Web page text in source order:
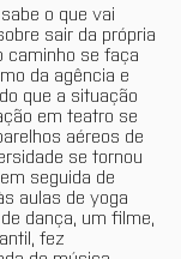
o que vai
sair da própria
caminho se faça
da agência e
que a situação
em teatro se
aéreos de
se tornou
seguida de
aulas de yoga
dança, um filme,
fez